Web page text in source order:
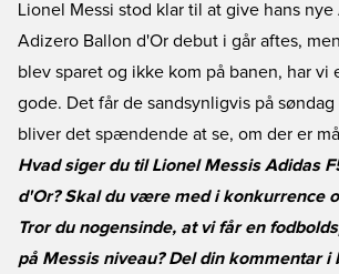
Lionel Messi stod klar til at give hans nye
Adizero Ballon d'Or debut i går aftes,
blev sparet og ikke kom på banen, har vi
gode. Det får de sandsynligvis på
bliver det spændende at se, om der er
Hvad siger du til Lionel Messis Adidas
d'Or? Skal du være med i konkurrence
Tror du nogensinde, at vi får en
på Messis niveau? Del din kommentar i